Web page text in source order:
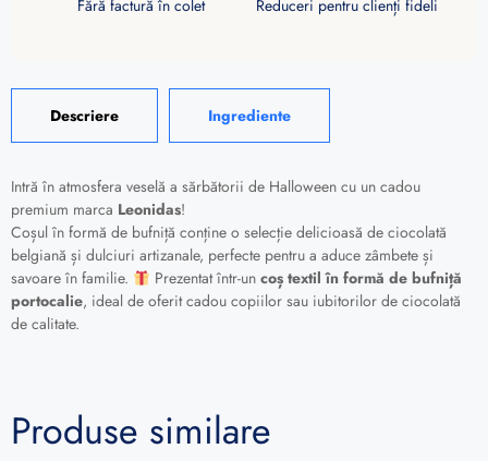
Fără factură în colet
Reduceri pentru clienți fideli
Descriere Ingrediente
Intră în atmosfera veselă a sărbătorii de Halloween cu un cadou
premium marca Leonidas!
Coșul în formă de bufniță conține o selecție delicioasă de ciocolată
belgiană și dulciuri artizanale, perfecte pentru a aduce zâmbete și
savoare în familie.
Prezentat într-un coș textil în formă de bufniță
portocalie, ideal de oferit cadou copiilor sau iubitorilor de ciocolată
de calitate.
Produse similare